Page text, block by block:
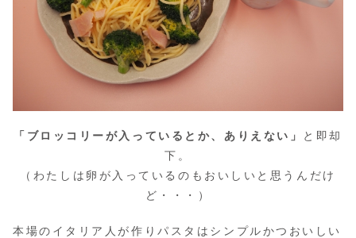
「ブロッコリーが入っているとか、ありえない」
と即却
下。
（わたしは卵が入っているのもおいしいと思うんだけ
ど・・・）
本場のイタリア人が作りパスタはシンプルかつおいしい